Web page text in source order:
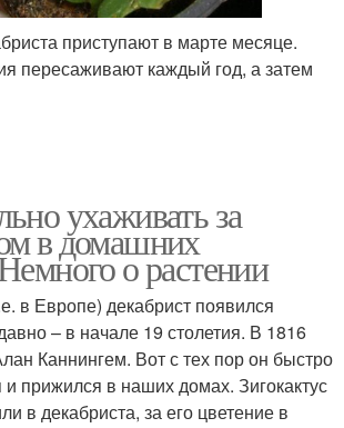
приступают в марте месяце.
пересаживают каждый год, а затем
ухаживать за
в домашних
о растении
в Европе) декабрист появился
– в начале 19 столетия. В 1816
Каннингем. Вот с тех пор он быстро
и прижился в наших домах. Зигокактус
в декабриста, за его цветение в